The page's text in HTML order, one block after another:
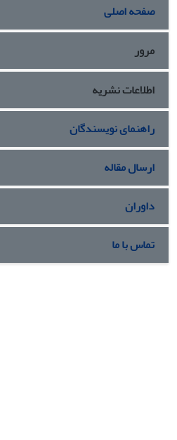
صفحه اصلی
مرور
اطلاعات نشریه
راهنمای نویسندگان
ارسال مقاله
داوران
تماس با ما